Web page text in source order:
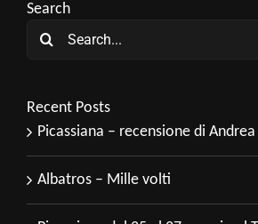
Search
Search
Recent Posts
Picassiana – recensione di
Albatros – Mille volti